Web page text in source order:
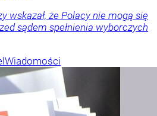
wskazał, że Polacy nie mogą się
sądem spełnienia wyborczych
Wiadomości